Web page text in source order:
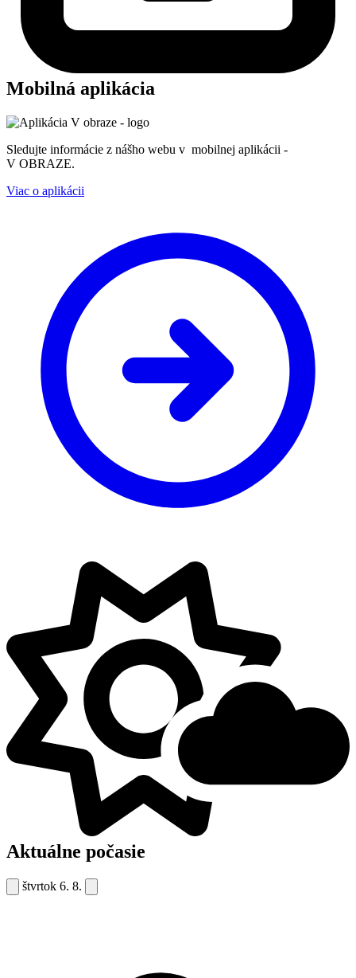
Mobilná aplikácia
Sledujte informácie z nášho webu v mobilnej aplikácii -
V OBRAZE.
Viac o aplikácii
Aktuálne počasie
štvrtok 6. 8.